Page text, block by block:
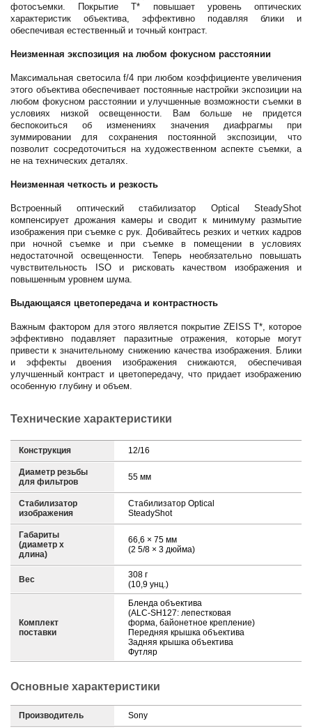
фотосъемки. Покрытие T* повышает уровень оптических
характеристик объектива, эффективно подавляя блики и
обеспечивая естественный и точный контраст.
Неизменная экспозиция на любом фокусном расстоянии
Максимальная светосила f/4 при любом коэффициенте увеличения
этого объектива обеспечивает постоянные настройки экспозиции на
любом фокусном расстоянии и улучшенные возможности съемки в
условиях низкой освещенности. Вам больше не придется
беспокоиться об изменениях значения диафрагмы при
зуммировании для сохранения постоянной экспозиции, что
позволит сосредоточиться на художественном аспекте съемки, а
не на технических деталях.
Неизменная четкость и резкость
Встроенный оптический стабилизатор Optical SteadyShot
компенсирует дрожания камеры и сводит к минимуму размытие
изображения при съемке с рук. Добивайтесь резких и четких кадров
при ночной съемке и при съемке в помещении в условиях
недостаточной освещенности. Теперь необязательно повышать
чувствительность ISO и рисковать качеством изображения и
повышенным уровнем шума.
Выдающаяся цветопередача и контрастность
Важным фактором для этого является покрытие ZEISS T*, которое
эффективно подавляет паразитные отражения, которые могут
привести к значительному снижению качества изображения. Блики
и эффекты двоения изображения снижаются, обеспечивая
улучшенный контраст и цветопередачу, что придает изображению
особенную глубину и объем.
Технические характеристики
Конструкция 12/16
Диаметр резьбы
для фильтров
55 мм
Стабилизатор
изображения
Стабилизатор Optical
SteadyShot
Габариты
(диаметр х
длина)
66,6 × 75 мм
(2 5/8 × 3 дюйма)
Вес
308 г
(10,9 унц.)
Комплект
поставки
Бленда объектива
(ALC-SH127: лепестковая
форма, байонетное крепление)
Передняя крышка объектива
Задняя крышка объектива
Футляр
Основные характеристики
Производитель Sony